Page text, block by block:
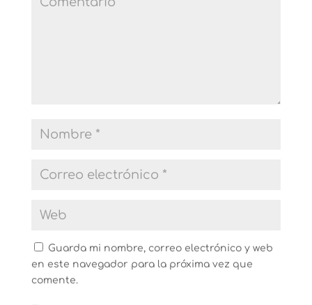
Guarda mi nombre, correo electrónico y web
en este navegador para la próxima vez que
comente.